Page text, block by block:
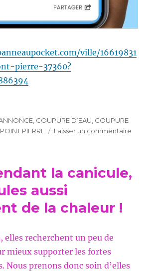
ville/16619831
pierre-37360?
COUPURE D’EAU COUPURE
PIERRE Laisser un commentaire
la canicule,
aussi
de la chaleur !
elles recherchent un peu de
mieux supporter les fortes
Nous prenons donc soin d’elles